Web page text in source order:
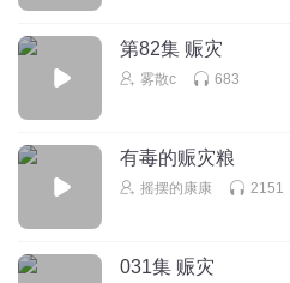
第82集 赈灾
雾散c 683
有毒的赈灾粮
摇摆的康康 2151
031集 赈灾